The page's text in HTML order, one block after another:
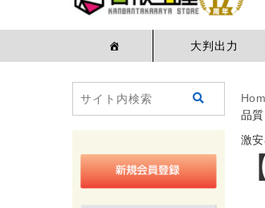
大判出力
品
激